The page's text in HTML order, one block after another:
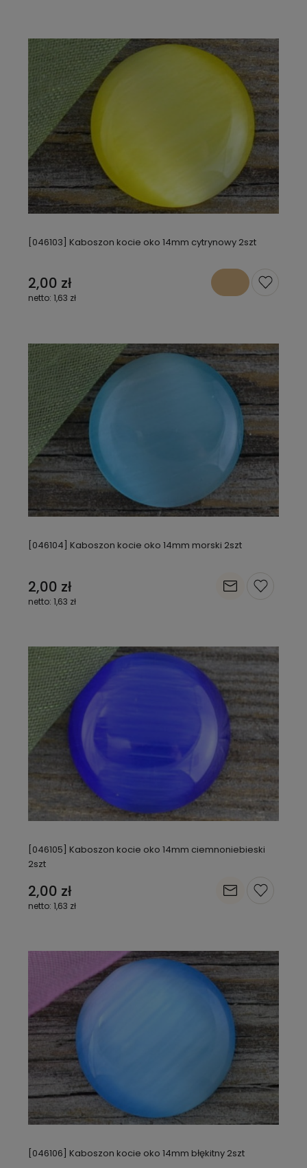
[046103] Kaboszon kocie oko 14mm cytrynowy 2szt
2,00 zł
1,63 zł
[046104] Kaboszon kocie oko 14mm morski 2szt
2,00 zł
1,63 zł
[046105] Kaboszon kocie oko 14mm ciemnoniebieski
2szt
2,00 zł
1,63 zł
[046106] Kaboszon kocie oko 14mm błękitny 2szt